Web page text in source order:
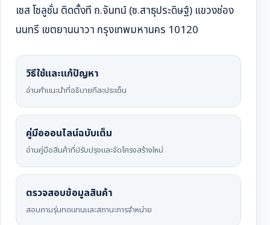
เซส โซลูชั่น ติดตั้งที ถ.จันทน์ (ซ.สาธุประดิษฐ์) แขวงช่อง
นนทรี เขตยานนาวา กรุงเทพมหานคร 10120
วิธีใช้และแก้ปัญหา
อ่านคำแนะนำที่อธิบายทีละประเด็น
คู่มือออนไลน์ฉบับเต็ม
อ่านคู่มือสินค้าที่ปรับปรุงและจัดโครงสร้างใหม่
ตรวจสอบข้อมูลสินค้า
สอบถามรุ่นทดแทนและสถานะการจำหน่าย